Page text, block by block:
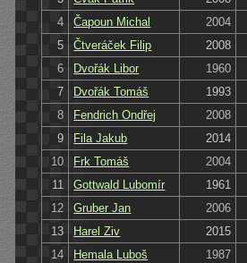
4
Čapoun Michal 2004
5
Čtveráček Filip 2008
6
Dvořák Libor 1960
7
Dvořák Tomáš 1993
8
Fendrich Ondřej
2008
9
Fila Jakub
2014
10
Frk Tomáš 2004
11
Gottwald Lubomír 1961
12
Gruber Jan
2006
13
Harel Ziv
2015
14
Hemala Luboš 1987